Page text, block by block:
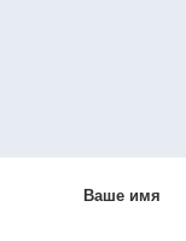
Ваше имя